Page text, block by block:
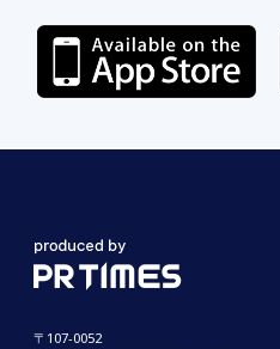
〒107-0052